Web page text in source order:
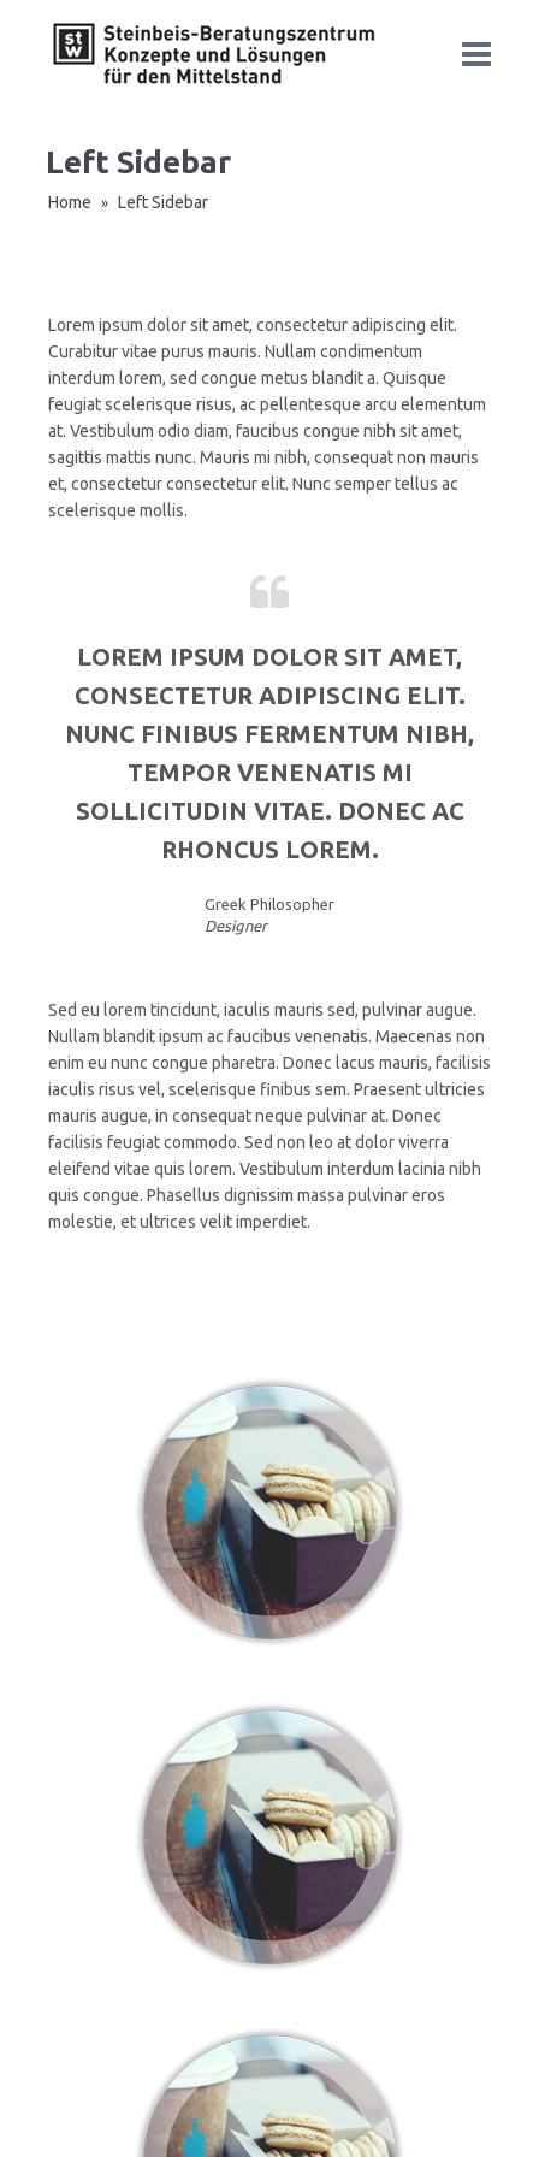
Left Sidebar
Home » Left Sidebar
Lorem ipsum dolor sit amet, consectetur adipiscing elit.
Curabitur vitae purus mauris. Nullam condimentum
interdum lorem, sed congue metus blandit a. Quisque
feugiat scelerisque risus, ac pellentesque arcu elementum
at. Vestibulum odio diam, faucibus congue nibh sit amet,
sagittis mattis nunc. Mauris mi nibh, consequat non mauris
et, consectetur consectetur elit. Nunc semper tellus ac
scelerisque mollis.
LOREM IPSUM DOLOR SIT AMET,
CONSECTETUR ADIPISCING ELIT.
NUNC FINIBUS FERMENTUM NIBH,
TEMPOR VENENATIS MI
SOLLICITUDIN VITAE. DONEC AC
RHONCUS LOREM.
Greek Philosopher
Designer
Sed eu lorem tincidunt, iaculis mauris sed, pulvinar augue.
Nullam blandit ipsum ac faucibus venenatis. Maecenas non
enim eu nunc congue pharetra. Donec lacus mauris, facilisis
iaculis risus vel, scelerisque finibus sem. Praesent ultricies
mauris augue, in consequat neque pulvinar at. Donec
facilisis feugiat commodo. Sed non leo at dolor viverra
eleifend vitae quis lorem. Vestibulum interdum lacinia nibh
quis congue. Phasellus dignissim massa pulvinar eros
molestie, et ultrices velit imperdiet.